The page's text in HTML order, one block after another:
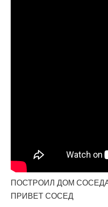
ПОСТРОИЛ ДОМ
ПРИВЕТ СОСЕД